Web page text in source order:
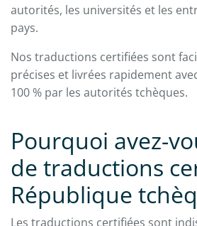
autorités, les universités et les
pays.
Nos traductions certifiées sont
précises et livrées rapidement
100 % par les autorités tchèques.
Pourquoi avez-
de traductions
République
Les traductions certifiées sont